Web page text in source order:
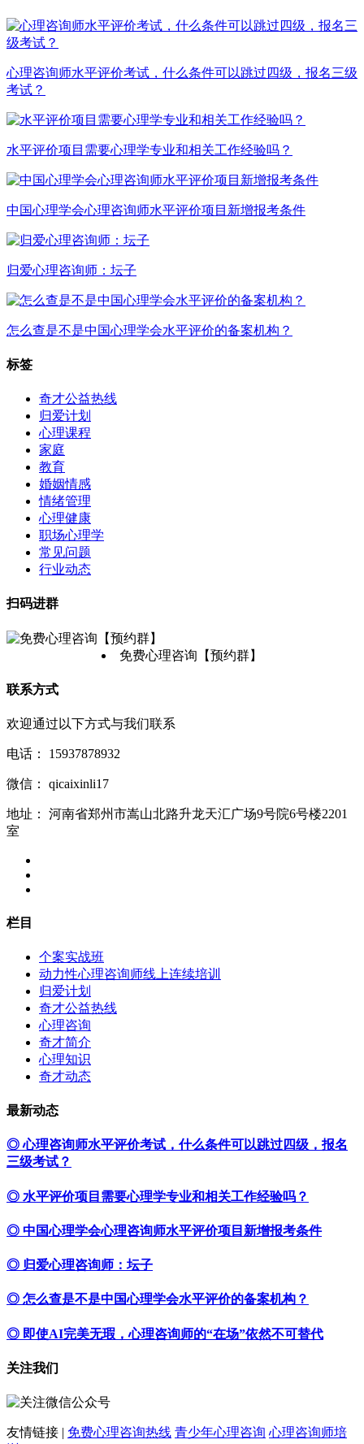
心理咨询师水平评价考试，什么条件可以跳过四级，报名三级
考试？
水平评价项目需要心理学专业和相关工作经验吗？
中国心理学会心理咨询师水平评价项目新增报考条件
归爱心理咨询师：坛子
怎么查是不是中国心理学会水平评价的备案机构？
标签
奇才公益热线
归爱计划
心理课程
家庭
教育
婚姻情感
情绪管理
心理健康
职场心理学
常见问题
行业动态
扫码进群
免费心理咨询【预约群】
联系方式
欢迎通过以下方式与我们联系
电话： 15937878932
微信： qicaixinli17
地址：
河南省郑州市嵩山北路升龙天汇广场9号院6号楼2201
室
栏目
个案实战班
动力性心理咨询师线上连续培训
归爱计划
奇才公益热线
心理咨询
奇才简介
心理知识
奇才动态
最新动态
◎ 心理咨询师水平评价考试，什么条件可以跳过四级，报名
三级考试？
◎ 水平评价项目需要心理学专业和相关工作经验吗？
◎ 中国心理学会心理咨询师水平评价项目新增报考条件
◎ 归爱心理咨询师：坛子
◎ 怎么查是不是中国心理学会水平评价的备案机构？
◎ 即使AI完美无瑕，心理咨询师的“在场”依然不可替代
关注我们
友情链接 | 免费心理咨询热线 青少年心理咨询 心理咨询师培